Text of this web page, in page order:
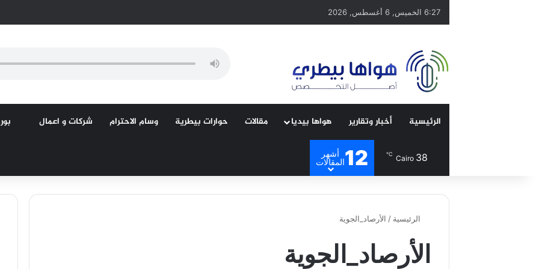
6:27 الخميس, 6 أغسطس, 2026
الرئيسية أخبار وتقارير هواها بيديا مقالات حوارات بيطرية وسام الاحترام شركات و اعمال
Cairo 38
℃
12
أشهر
المقالات
الرئيسية / الأرصاد_الجوية
الأرصاد_الجوية